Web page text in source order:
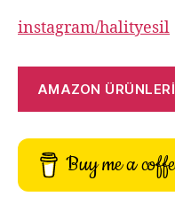
instagram/halityesil
AMAZON ÜRÜNLERİ
Buy me a